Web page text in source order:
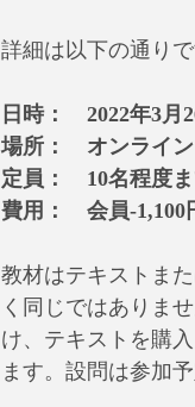
詳細は以下の通りで
日時：　2022年3月
場所：　オンライン
定員：　10名程度
費用：　会員-1,100
教材はテキストま
く同じではありま
け、テキストを購
ます。設問は参加